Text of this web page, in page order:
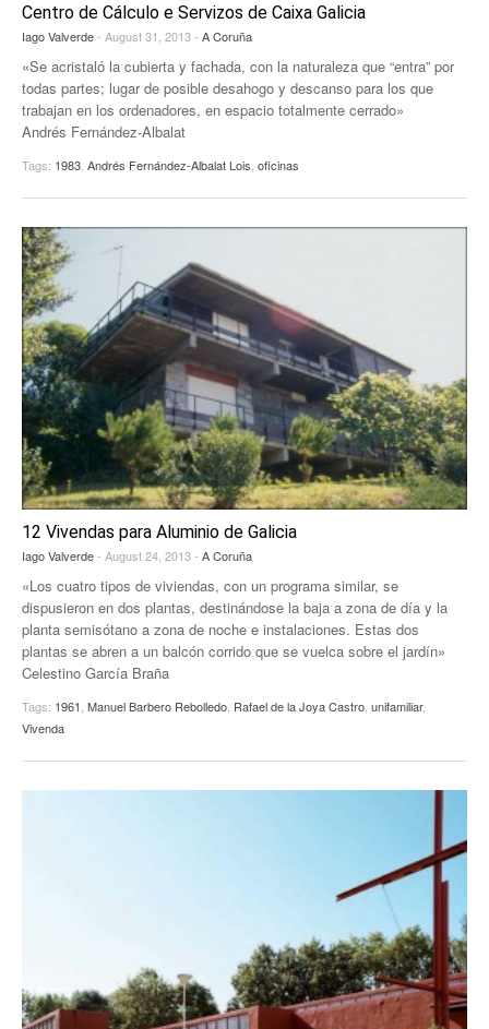
Centro de Cálculo e Servizos de Caixa Galicia
Iago Valverde- August 31, 2013 - A Coruña
«Se acristaló la cubierta y fachada, con la naturaleza que “entra” por
todas partes; lugar de posible desahogo y descanso para los que
trabajan en los ordenadores, en espacio totalmente cerrado»
Andrés Fernández-Albalat
Tags: 1983 Andrés Fernández-Albalat Lois oficinas
12 Vivendas para Aluminio de Galicia
Iago Valverde- August 24, 2013 - A Coruña
«Los cuatro tipos de viviendas, con un programa similar, se
dispusieron en dos plantas, destinándose la baja a zona de día y la
planta semisótano a zona de noche e instalaciones. Estas dos
plantas se abren a un balcón corrido que se vuelca sobre el jardín»
Celestino García Braña
Tags: 1961, Manuel Barbero Rebolledo, Rafael de la Joya Castro, unifamiliar,
Vivenda